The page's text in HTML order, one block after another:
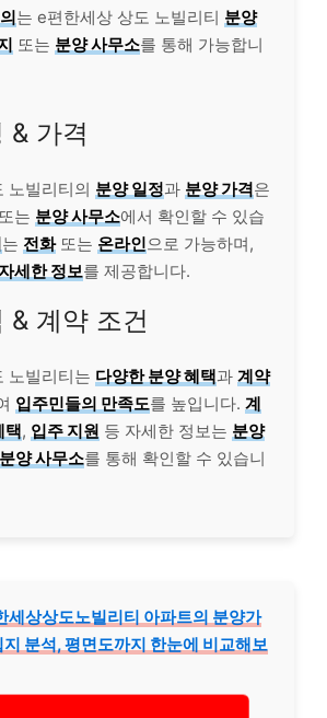
는 e편한세상 상도 노빌리티 분양
또는 분양 사무소를 통해 가능합니
& 가격
노빌리티의 분양 일정과 분양 가격은
또는 분양 사무소에서 확인할 수 있습
는 전화또는 온라인으로 가능하며,
세한 정보를 제공합니다.
& 계약 조건
노빌리티는 다양한 분양 혜택과 계약
입주민들의 만족도를 높입니다. 계
택, 입주 지원 등 자세한 정보는 분양
분양 사무소를 통해 확인할 수 있습니
세상상도노빌리티 아파트의 분양가
분석, 평면도까지 한눈에 비교해보